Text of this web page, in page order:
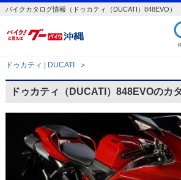
バイクカタログ情報（ドゥカティ（DUCATI）848EVO）
ドゥカティ | DUCATI ＞
ドゥカティ（DUCATI）848EVOのカ